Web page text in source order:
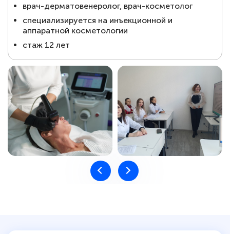
врач-дерматовенеролог, врач-косметолог
специализируется на инъекционной и
аппаратной косметологии
стаж 12 лет